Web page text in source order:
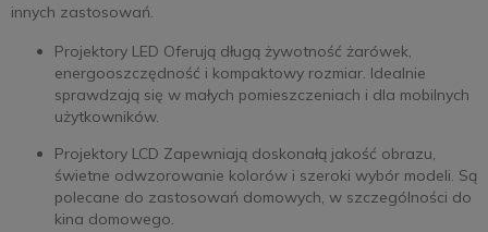
innych zastosowań.
Projektory LED Oferują długą żywotność żarówek,
energooszczędność i kompaktowy rozmiar. Idealnie
sprawdzają się w małych pomieszczeniach i dla mobilnych
użytkowników.
Projektory LCD Zapewniają doskonałą jakość obrazu,
świetne odwzorowanie kolorów i szeroki wybór modeli. Są
polecane do zastosowań domowych, w szczególności do
kina domowego.